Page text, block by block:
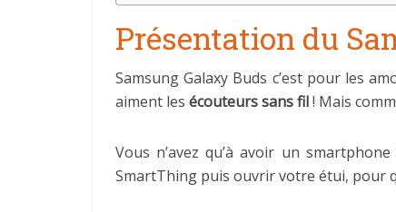
Présentation du
Samsung Galaxy Buds c’est pour les
aiment les écouteurs sans fil! Mais
Vous n’avez qu’à avoir un
SmartThing puis ouvrir votre étui, pour